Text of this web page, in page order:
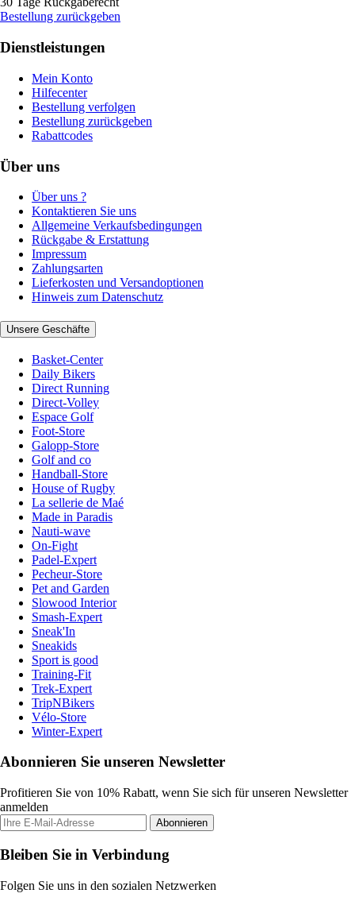
Bestellung zurückgeben
Dienstleistungen
Mein Konto
Hilfecenter
Bestellung verfolgen
Bestellung zurückgeben
Rabattcodes
Über uns
Über uns ?
Kontaktieren Sie uns
Allgemeine Verkaufsbedingungen
Rückgabe & Erstattung
Impressum
Zahlungsarten
Lieferkosten und Versandoptionen
Hinweis zum Datenschutz
Unsere Geschäfte
Basket-Center
Daily Bikers
Direct Running
Direct-Volley
Espace Golf
Foot-Store
Galopp-Store
Golf and co
Handball-Store
House of Rugby
La sellerie de Maé
Made in Paradis
Nauti-wave
On-Fight
Padel-Expert
Pecheur-Store
Pet and Garden
Slowood Interior
Smash-Expert
Sneak'In
Sneakids
Sport is good
Training-Fit
Trek-Expert
TripNBikers
Vélo-Store
Winter-Expert
Abonnieren Sie unseren Newsletter
Profitieren Sie von 10% Rabatt, wenn Sie sich für unseren Newsletter
anmelden
Abonnieren
Bleiben Sie in Verbindung
Folgen Sie uns in den sozialen Netzwerken